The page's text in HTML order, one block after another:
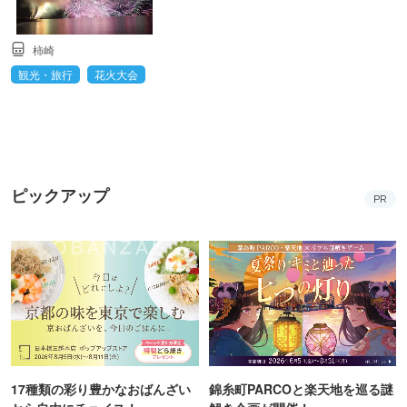
柿崎
観光・旅行
花火大会
ピックアップ PR
17種類の彩り豊かなおばんざい
錦糸町PARCOと楽天地を巡る謎